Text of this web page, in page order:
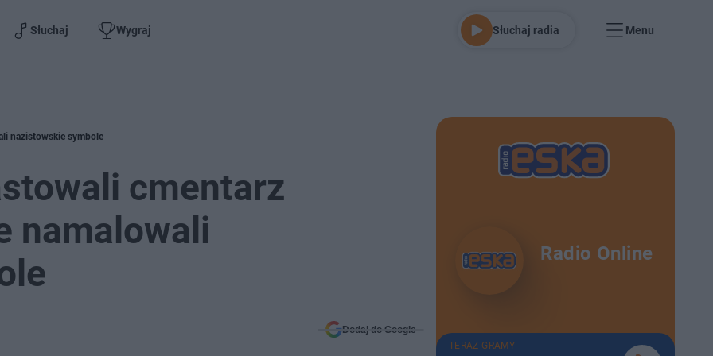
Słuchaj Wygraj Słuchaj radia Menu
nazistowskie symbole
cmentarz
namalowali
Dodaj do Google
Radio Online
TERAZ GRAMY